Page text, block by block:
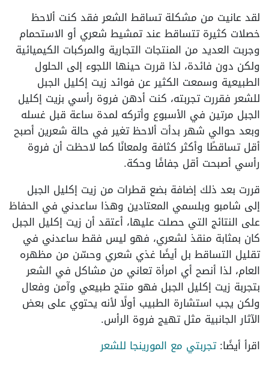
لقد عانيت من مشكلة تساقط الشعر فقد كنت ألاحظ
خصلات كثيرة تتساقط عند تمشيط شعري أو الاستحمام
وجربت العديد من المنتجات التجارية والمركبات الكيميائية
ولكن دون فائدة، لذا قررت حينها اللجوء إلى الحلول
الطبيعية وسمعت الكثير عن فوائد زيت إكليل الجبل
للشعر فقررت تجربته، كنت أدهن فروة رأسي بزيت إكليل
الجبل مرتين في الأسبوع وأتركه لمدة ساعة قبل غسله
وبعد حوالي شهر بدأت ألاحظ تغير في حالة شعرين أصبح
أقل تساقطًا وأكثر كثافة ولمعانًا كما لاحظت أن فروة
رأسي أصبحت أقل جفافًا وحكة.
قررت بعد ذلك إضافة بضع قطرات من زيت إكليل الجبل
إلى شامبو وبلسمي المعتادين وهذا ساعدني في الحفاظ
على النتائج التي حصلت عليها، أعتقد أن زيت إكليل الجبل
كان بمثابة منقذ لشعري، فهو ليس فقط ساعدني في
تقليل التساقط بل أيضًا غذي شعري وحسّن من مظهره
العام، لذا أنصح أي امرأة تعاني من مشاكل في الشعر
بتجربة زيت إكليل الجبل فهو منتج طبيعي وآمن وفعال
ولكن يجب استشارة الطبيب أولًا لأنه يحتوي على بعض
الآثار الجانبية مثل تهيج فروة الرأس.
اقرأ أيضًا:تجربتي مع المورينجا للشعر